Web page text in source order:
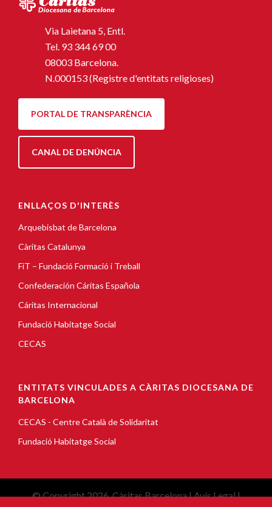
Via Laietana 5, Entl.
Tel. 93 344 69 00
08003 Barcelona.
N.000153 (Registre d'entitats religioses)
PORTAL DE TRANSPARÈNCIA
CANAL DE DENÚNCIA
ENLLAÇOS D'INTERÈS
Arquebisbat de Barcelona
Càritas Catalunya
FiT – Fundació Formació i Treball
Confederación Cáritas Española
Cáritas Internacional
Fundació Habitatge Social
CECAS
ENTITATS VINCULADES A CÀRITAS DIOCESANA DE
BARCELONA
CECAS - Centre Català de Solidaritat
Fundació Habitatge Social
© Copyright 2026, Càritas Barcelona |Avís Legal|